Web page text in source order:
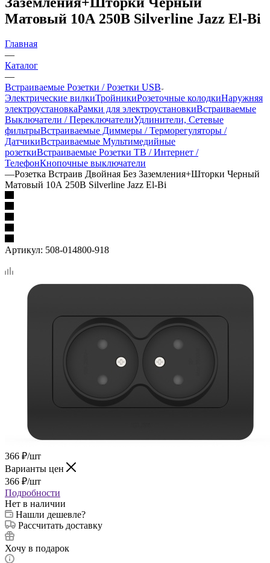
Матовый 10А 250В Silverline Jazz El-Bi
Главная
—
Каталог
—
Встраиваемые Розетки / Розетки USB
Электрические вилкиТройникиРозеточные колодкиНаружняя
электроустановкаРамки для электроустановкиВстраиваемые
Выключатели / ПереключателиУдлинители, Сетевые
фильтрыВстраиваемые Диммеры / Терморегуляторы /
ДатчикиВстраиваемые Мультимедийные
розеткиВстраиваемые Розетки ТВ / Интернет /
ТелефонКнопочные выключатели
—Розетка Встраив Двойная Без Заземления+Шторки Черный
Матовый 10А 250В Silverline Jazz El-Bi
Артикул: 508-014800-918
366 ₽/шт
Варианты цен
366 ₽/шт
Подробности
Нет в наличии
Нашли дешевле?
Рассчитать доставку
Хочу в подарок